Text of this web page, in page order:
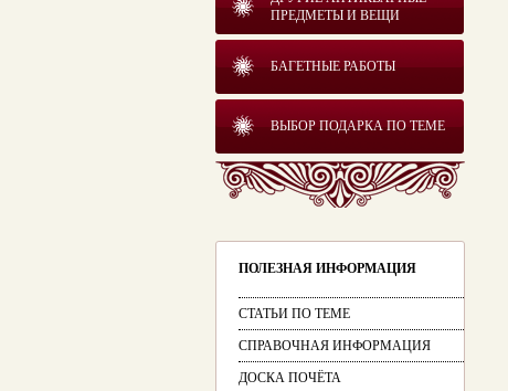
ПРЕДМЕТЫ И ВЕЩИ
БАГЕТНЫЕ РАБОТЫ
ВЫБОР ПОДАРКА ПО ТЕМЕ
ПОЛЕЗНАЯ ИНФОРМАЦИЯ
СТАТЬИ ПО ТЕМЕ
СПРАВОЧНАЯ ИНФОРМАЦИЯ
ДОСКА ПОЧЁТА